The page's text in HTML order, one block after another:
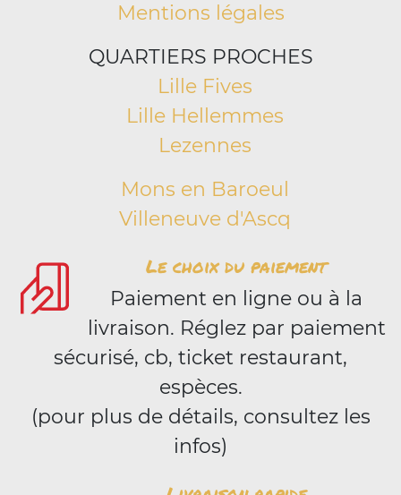
Mentions légales
QUARTIERS PROCHES
Lille Fives
Lille Hellemmes
Lezennes
Mons en Baroeul
Villeneuve d'Ascq
Le choix du paiement
Paiement en ligne ou à la
livraison. Réglez par paiement
sécurisé, cb, ticket restaurant,
espèces.
(pour plus de détails, consultez les
infos)